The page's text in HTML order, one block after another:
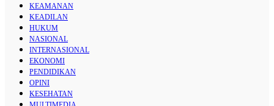
KEAMANAN
KEADILAN
HUKUM
NASIONAL
INTERNASIONAL
EKONOMI
PENDIDIKAN
OPINI
KESEHATAN